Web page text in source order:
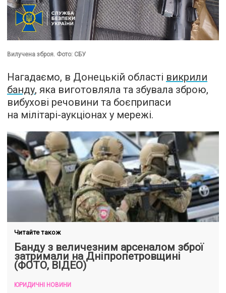
Вилучена зброя. Фото: СБУ
Нагадаємо, в Донецькій області викрили
банду, яка виготовляла та збувала зброю,
вибухові речовини та боєприпаси
на мілітарі-аукціонах у мережі.
Читайте також
Банду з величезним арсеналом зброї
затримали на Дніпропетровщині
(ФОТО, ВІДЕО)
ЮРИДИЧНІ НОВИНИ